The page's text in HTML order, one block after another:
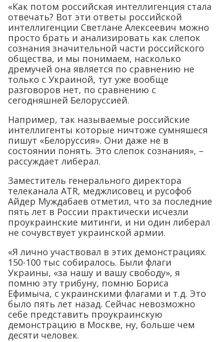
«Как потом российская интеллигенция стала
отвечать? Вот эти ответы российской
интеллигенции Светлане Алексеевич можно
просто брать и анализировать как слепок
сознания значительной части российского
общества, и мы понимаем, насколько
дремучей она является по сравнению не
только с Украиной, тут уже вообще
разговоров нет, по сравнению с
сегодняшней Белоруссией.
Например, так называемые российские
интеллигенты которые ничтоже сумняшеся
пишут «Белоруссия». Они даже не в
состоянии понять. Это слепок сознания», –
рассуждает либерал.
Заместитель генерального директора
телеканала ATR, меджлисовец и русофоб
Айдер Муждабаев отметил, что за последние
пять лет в России практически исчезли
проукраинские митинги, и ни один либерал
не сочувствует украинской армии.
«Я лично участвовал в этих демонстрациях.
150-100 тыс собиралось. Были флаги
Украины, «за нашу и вашу свободу», я
помню эту трибуну, помню Бориса
Ефимыча, с украинскими флагами и т.д. Это
было пять лет назад. Сейчас невозможно
себе представить проукраинскую
демонстрацию в Москве, ну, больше чем
десяти человек.